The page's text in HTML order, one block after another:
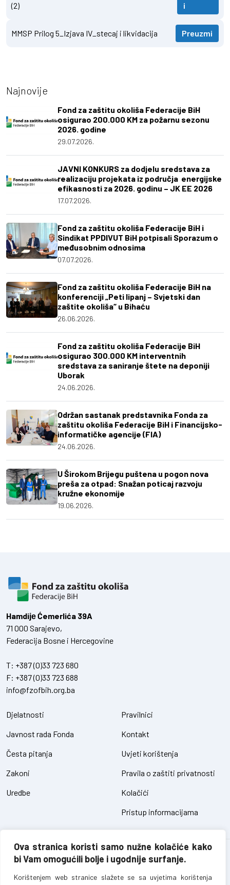
Ova stranica koristi samo nužne kolačiće kako
bi Vam omogućili bolje i ugodnije surfanje.
Korištenjem web stranice slažete se sa uvjetima korištenja
(2)
i
MMSP Prilog 5_Izjava IV_stecaj i likvidacija Preuzmi
Najnovije
Fond za zaštitu okoliša Federacije BiH
osigurao 200.000 KM za požarnu sezonu
2026. godine
29.07.2026.
JAVNI KONKURS za dodjelu sredstava za
realizaciju projekata iz područja energijske
efikasnosti za 2026. godinu – JK EE 2026
17.07.2026.
Fond za zaštitu okoliša Federacije BiH i
Sindikat PPDIVUT BiH potpisali Sporazum o
međusobnim odnosima
07.07.2026.
Fond za zaštitu okoliša Federacije BiH na
konferenciji „Peti lipanj – Svjetski dan
zaštite okoliša“ u Bihaću
26.06.2026.
Fond za zaštitu okoliša Federacije BiH
osigurao 300.000 KM interventnih
sredstava za saniranje štete na deponiji
Uborak
24.06.2026.
Održan sastanak predstavnika Fonda za
zaštitu okoliša Federacije BiH i Financijsko-
informatičke agencije (FIA)
24.06.2026.
U Širokom Brijegu puštena u pogon nova
preša za otpad: Snažan poticaj razvoju
kružne ekonomije
19.06.2026.
Hamdiје Ćemerlića 39A
71 000 Sarajevo,
Federacija Bosne i Hercegovine
T: +387 (0)33 723 680
F: +387 (0)33 723 688
info@fzofbih.org.ba
Djelatnosti
Javnost rada Fonda
Česta pitanja
Zakoni
Uredbe
Pravilnici
Kontakt
Uvjeti korištenja
Pravila o zaštiti privatnosti
Kolačići
Pristup informacijama
Fond za zaštitu okoliša FBiH – sva prava pridržana // design and
developmentSIK